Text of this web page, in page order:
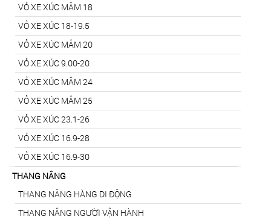
VỎ XE XÚC MÂM 18
VỎ XE XÚC 18-19.5
VỎ XE XÚC MÂM 20
VỎ XE XÚC 9.00-20
VỎ XE XÚC MÂM 24
VỎ XE XÚC MÂM 25
VỎ XE XÚC 23.1-26
VỎ XE XÚC 16.9-28
VỎ XE XÚC 16.9-30
THANG NÂNG
THANG NÂNG HÀNG DI ĐỘNG
THANG NÂNG NGƯỜI VẬN HÀNH